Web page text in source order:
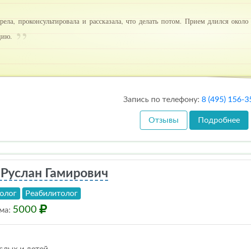
проконсультировала и рассказала, что делать потом. Прием длился
Запись по телефону: 8 (495) 156-
Отзывы Подробнее
Гамирович
Реабилитолог
: 5000